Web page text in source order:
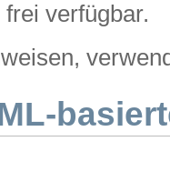
frei verfügbar.